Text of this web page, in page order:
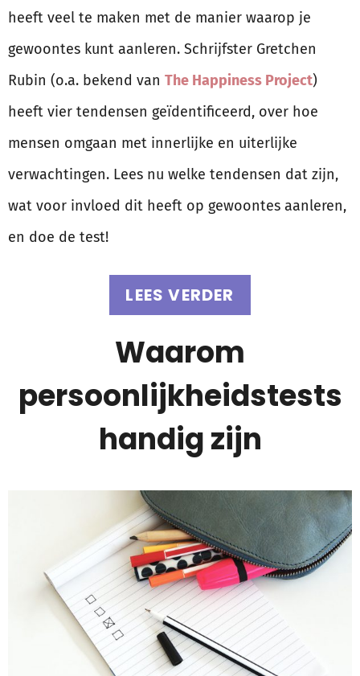
heeft veel te maken met de manier waarop je
gewoontes kunt aanleren. Schrijfster Gretchen
Rubin (o.a. bekend van The Happiness Project)
heeft vier tendensen geïdentificeerd, over hoe
mensen omgaan met innerlijke en uiterlijke
verwachtingen. Lees nu welke tendensen dat zijn,
wat voor invloed dit heeft op gewoontes aanleren,
en doe de test!
LEES VERDER
Waarom
persoonlijkheidstests
handig zijn